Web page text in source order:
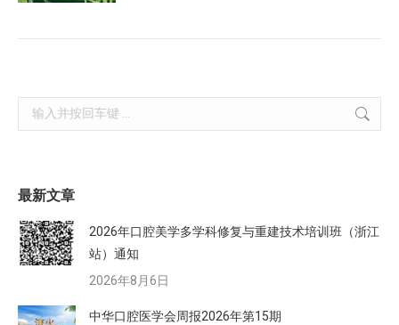
Search:
最新文章
2026年口腔美学多学科修复与重建技术培训班（浙江
站）通知
2026年8月6日
中华口腔医学会周报2026年第15期